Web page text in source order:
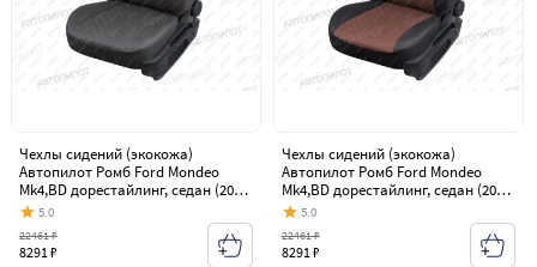
Чехлы сидений (экокожа)
Автопилот Ромб Ford Mondeo
Mk4,BD дорестайлинг, седан (2007-
2010)
5.0
8291 ₽
22461 ₽
Чехлы сидений (экокожа)
Автопилот Ромб Ford Mondeo
Mk4,BD дорестайлинг, седан (2007-
2010)
5.0
8291 ₽
22461 ₽